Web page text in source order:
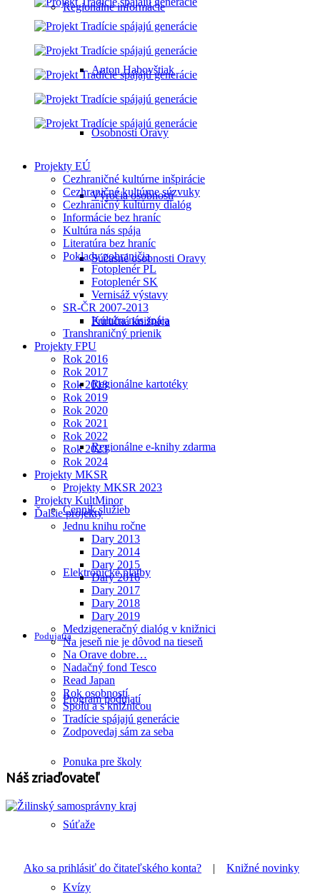
Regionálne informácie
Anton Habovštiak
Osobnosti Oravy
Výročia osobností
Súčasné osobnosti Oravy
Príručná knižnica
Regionálne kartotéky
Regionálne e-knihy zdarma
Cenník služieb
Elektronické platby
Podujatia
Program podujatí
Ponuka pre školy
Súťaže
Kvízy
Projekty EÚ
Cezhraničné kultúrne inšpirácie
Cezhraničné kultúrne súzvuky
Cezhraničný kultúrny dialóg
Informácie bez hraníc
Kultúra nás spája
Literatúra bez hraníc
Poklady pohraničia
Fotoplenér PL
Fotoplenér SK
Vernisáž výstavy
SR-ČR 2007-2013
Kultúra nás spája
Transhraničný prienik
Projekty FPU
Rok 2016
Rok 2017
Rok 2018
Rok 2019
Rok 2020
Rok 2021
Rok 2022
Rok 2023
Rok 2024
Projekty MKSR
Projekty MKSR 2023
Projekty KultMinor
Ďalšie projekty
Jednu knihu ročne
Dary 2013
Dary 2014
Dary 2015
Dary 2016
Dary 2017
Dary 2018
Dary 2019
Medzigeneračný dialóg v knižnici
Na jeseň nie je dôvod na tieseň
Na Orave dobre…
Nadačný fond Tesco
Read Japan
Rok osobností
Spolu a s knižnicou
Tradície spájajú generácie
Zodpovedaj sám za seba
Náš zriaďovateľ
Ako sa prihlásiť do čitateľského konta? | Knižné novinky